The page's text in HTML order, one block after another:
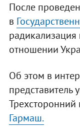
После
в
отношении
Об этом в
представитель
Трехсторонний
Гармаш.